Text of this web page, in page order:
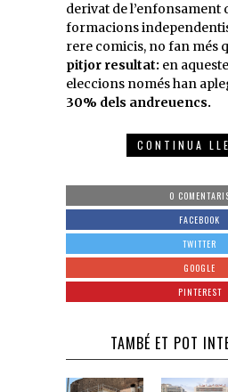
derivat de l’enfonsament
formacions
rere comicis, no fan més
pitjor resultat: en
eleccions només han
30% dels andreuencs.
CONTINUA
0
FACEBOOK
TWITTER
GOOGLE
PINTEREST
TAMBÉ ET POT